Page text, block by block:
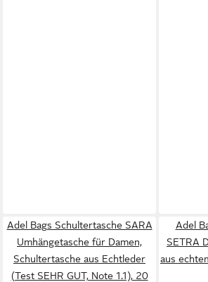
Adel Bags Schultertasche SARA
Umhängetasche für Damen,
Schultertasche aus Echtleder
(Test SEHR GUT, Note 1.1), 20
Adel
SETRA
aus